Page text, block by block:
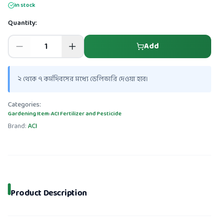
In stock
Quantity:
Add
২ থেকে ৭ কর্মদিবসের মধ্যে ডেলিভারি দেওয়া হবে।
Categories:
Gardening Item›ACI Fertilizer and Pesticide
Brand:ACI
Product Description